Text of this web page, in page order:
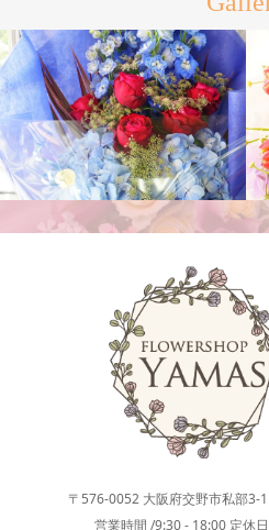
花束
〒576-0052 大阪府交野市私部
営業時間 /9:30 - 18:00 定休